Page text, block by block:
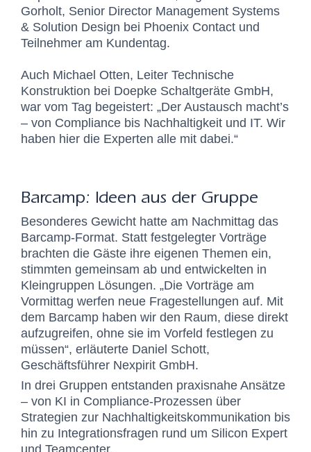
Gorholt, Senior Director Management Systems
& Solution Design bei Phoenix Contact und
Teilnehmer am Kundentag.
Auch Michael Otten, Leiter Technische
Konstruktion bei Doepke Schaltgeräte GmbH,
war vom Tag begeistert: „Der Austausch macht’s
– von Compliance bis Nachhaltigkeit und IT. Wir
haben hier die Experten alle mit dabei.“
Barcamp: Ideen aus der Gruppe
Besonderes Gewicht hatte am Nachmittag das
Barcamp-Format. Statt festgelegter Vorträge
brachten die Gäste ihre eigenen Themen ein,
stimmten gemeinsam ab und entwickelten in
Kleingruppen Lösungen. „Die Vorträge am
Vormittag werfen neue Fragestellungen auf. Mit
dem Barcamp haben wir den Raum, diese direkt
aufzugreifen, ohne sie im Vorfeld festlegen zu
müssen“, erläuterte Daniel Schott,
Geschäftsführer Nexpirit GmbH.
In drei Gruppen entstanden praxisnahe Ansätze
– von KI in Compliance-Prozessen über
Strategien zur Nachhaltigkeitskommunikation bis
hin zu Integrationsfragen rund um Silicon Expert